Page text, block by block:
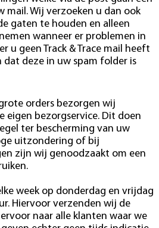
mail. Wij verzoeken u dan ook
gaten te houden en alleen
wanneer er problemen in
u geen Track & Trace mail heeft
dat deze in uw spam folder is
orders bezorgen wij
eigen bezorgservice. Dit doen
ter bescherming van uw
uitzondering of bij
zijn wij genoodzaakt om een
week op donderdag en vrijdag
Hiervoor verzenden wij de
naar alle klanten waar we